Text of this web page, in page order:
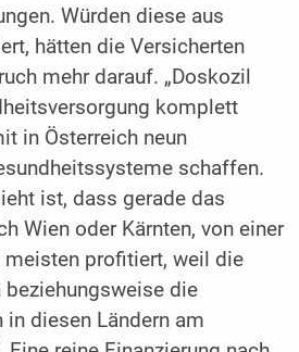
Würden diese aus
hätten die Versicherten
mehr darauf. „Doskozil
komplett
in Österreich neun
schaffen.
ist, dass gerade das
Wien oder Kärnten, von einer
meisten profitiert, weil die
beziehungsweise die
in diesen Ländern am